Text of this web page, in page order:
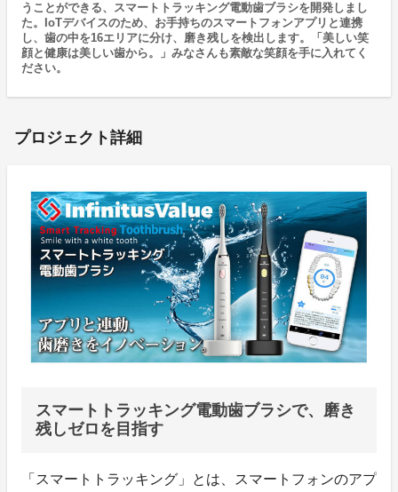
うことができる、スマートトラッキング電動歯ブラシを開発しまし
た。IoTデバイスのため、お手持ちのスマートフォンアプリと連携
し、歯の中を16エリアに分け、磨き残しを検出します。「美しい笑
顔と健康は美しい歯から。」みなさんも素敵な笑顔を手に入れてく
ださい。
プロジェクト詳細
スマートトラッキング電動歯ブラシで、磨き
残しゼロを目指す
「スマートトラッキング」とは、スマートフォンのアプ